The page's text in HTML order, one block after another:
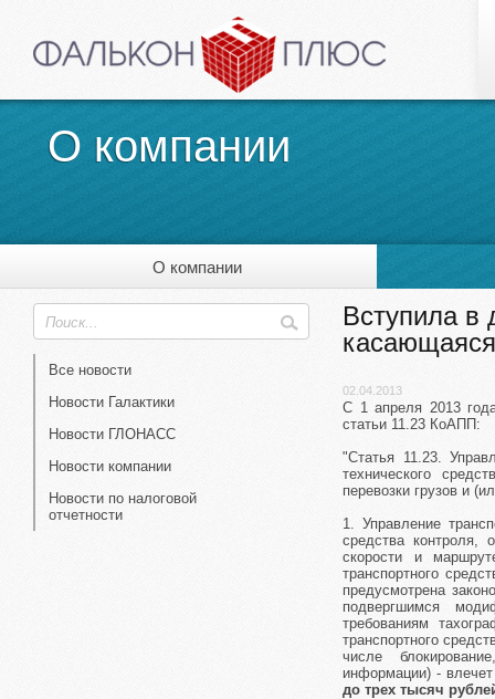
О компании
О компании
Вступила в
02.04.2013
С 1 апреля 2013
статьи 11.23 КоАПП:
"Статья 11.23.
технического
перевозки грузов и
1. Управление
средства контроля,
скорости и
транспортного
предусмотрена
подвергшимся
требованиям
транспортного
числе
информации) -
до трех тысяч
Все новости
Новости Галактики
Новости ГЛОНАСС
Новости компании
Новости по налоговой
отчетности